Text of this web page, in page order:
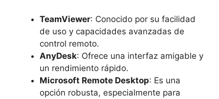
TeamViewer: Conocido por su facilidad
de uso y capacidades avanzadas de
control remoto.
AnyDesk: Ofrece una interfaz amigable y
un rendimiento rápido.
Microsoft Remote Desktop: Es una
opción robusta, especialmente para